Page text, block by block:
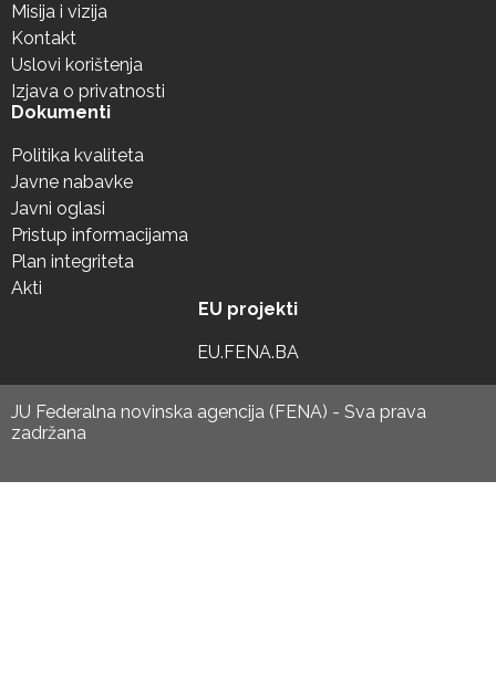
Misija i vizija
Kontakt
Uslovi korištenja
Izjava o privatnosti
Dokumenti
Politika kvaliteta
Javne nabavke
Javni oglasi
Pristup informacijama
Plan integriteta
Akti
EU projekti
EU.FENA.BA
JU Federalna novinska agencija (FENA) - Sva prava
zadržana